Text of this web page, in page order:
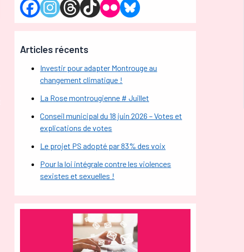
Articles récents
Investir pour adapter Montrouge au
changement climatique !
La Rose montrougienne # Juillet
Conseil municipal du 18 juin 2026 – Votes et
explications de votes
Le projet PS adopté par 83% des voix
Pour la loi intégrale contre les violences
sexistes et sexuelles !